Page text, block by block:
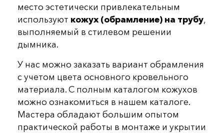
место эстетически привлекательным
используют кожух (обрамление) на трубу,
выполняемый в стилевом решении
дымника.
У нас можно заказать вариант обрамления
с учетом цвета основного кровельного
материала. С полным каталогом кожухов
можно ознакомиться в нашем каталоге.
Мастера обладают большим опытом
практической работы в монтаже и укрытии